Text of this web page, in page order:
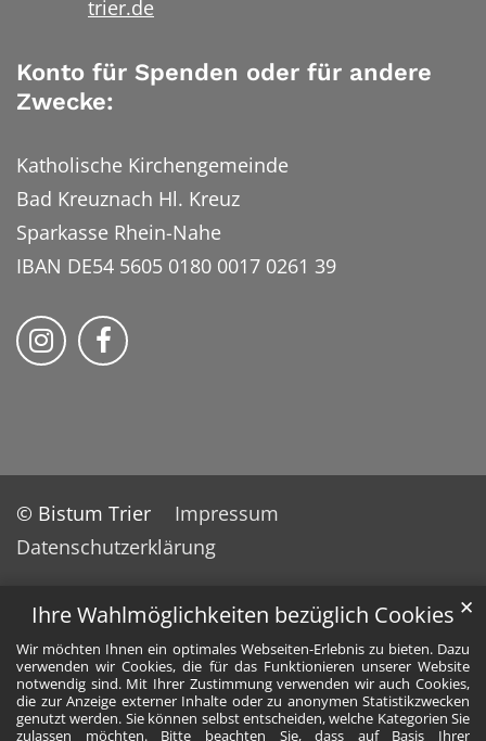
Ihre Wahlmöglichkeiten bezüglich Cookies
Wir möchten Ihnen ein optimales Webseiten-Erlebnis zu bieten. Dazu
verwenden wir Cookies, die für das Funktionieren unserer Website
notwendig sind. Mit Ihrer Zustimmung verwenden wir auch Cookies,
die zur Anzeige externer Inhalte oder zu anonymen Statistikzwecken
genutzt werden. Sie können selbst entscheiden, welche Kategorien Sie
zulassen möchten. Bitte beachten Sie, dass auf Basis Ihrer
✕
trier.de
Konto für Spenden oder für andere
Zwecke:
Katholische Kirchengemeinde
Bad Kreuznach Hl. Kreuz
Sparkasse Rhein-Nahe
IBAN DE54 5605 0180 0017 0261 39
Bistum Trier auf Instragram
Bistum Trier auf Facebook
© Bistum Trier
Impressum
Datenschutzerklärung